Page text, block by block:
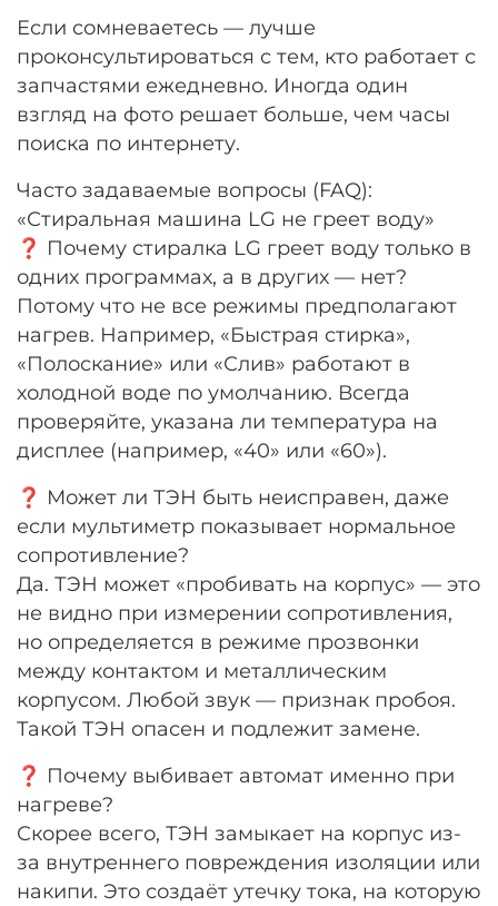
Если сомневаетесь — лучше
проконсультироваться с тем, кто работает с
запчастями ежедневно. Иногда один
взгляд на фото решает больше, чем часы
поиска по интернету.
Часто задаваемые вопросы (FAQ):
«Стиральная машина LG не греет воду»
❓ Почему стиралка LG греет воду только в
одних программах, а в других — нет?
Потому что не все режимы предполагают
нагрев. Например, «Быстрая стирка»,
«Полоскание» или «Слив» работают в
холодной воде по умолчанию. Всегда
проверяйте, указана ли температура на
дисплее (например, «40» или «60»).
❓ Может ли ТЭН быть неисправен, даже
если мультиметр показывает нормальное
сопротивление?
Да. ТЭН может «пробивать на корпус» — это
не видно при измерении сопротивления,
но определяется в режиме прозвонки
между контактом и металлическим
корпусом. Любой звук — признак пробоя.
Такой ТЭН опасен и подлежит замене.
❓ Почему выбивает автомат именно при
нагреве?
Скорее всего, ТЭН замыкает на корпус из-
за внутреннего повреждения изоляции или
накипи. Это создаёт утечку тока, на которую